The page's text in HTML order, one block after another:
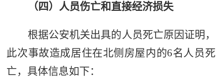
（ 四）人员伤亡和直接经济损失
根据公安机关出具的人员死亡原因证明，
此次事故造成居住在北侧房屋内的6名人员死
亡，具体信息如下：